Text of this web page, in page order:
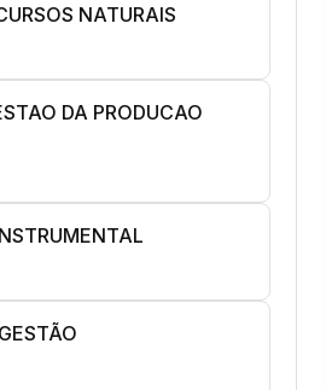
NATURAIS
DA PRODUCAO